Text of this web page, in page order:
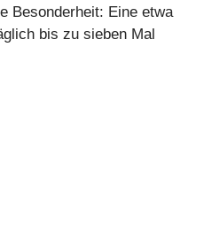
Besonderheit: Eine etwa
bis zu sieben Mal